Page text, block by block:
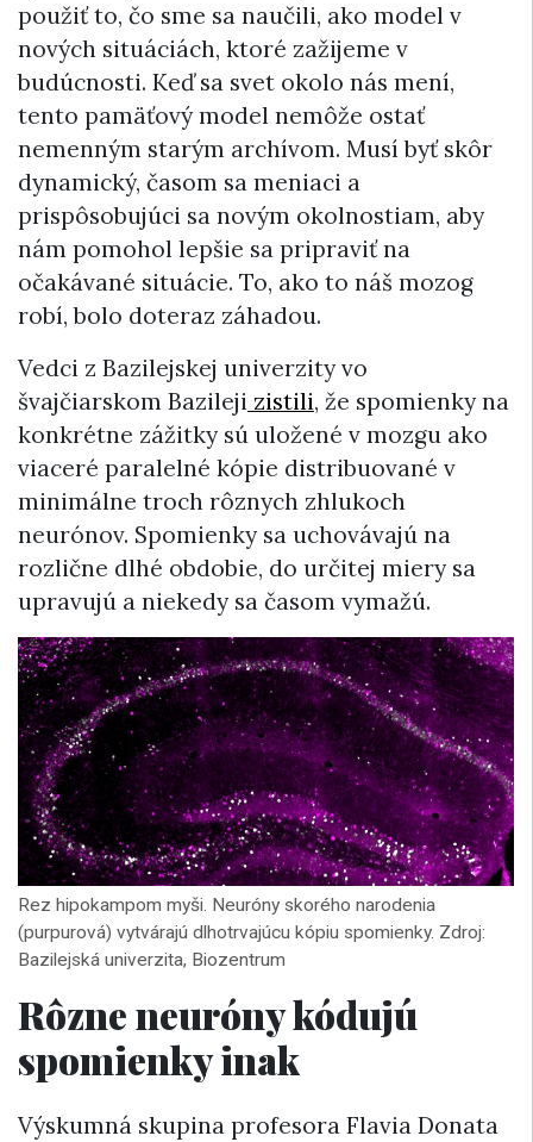
použiť to, čo sme sa naučili, ako model v
nových situáciách, ktoré zažijeme v
budúcnosti. Keď sa svet okolo nás mení,
tento pamäťový model nemôže ostať
nemenným starým archívom. Musí byť skôr
dynamický, časom sa meniaci a
prispôsobujúci sa novým okolnostiam, aby
nám pomohol lepšie sa pripraviť na
očakávané situácie. To, ako to náš mozog
robí, bolo doteraz záhadou.
Vedci z Bazilejskej univerzity vo
švajčiarskom Bazileji zistili, že spomienky na
konkrétne zážitky sú uložené v mozgu ako
viaceré paralelné kópie distribuované v
minimálne troch rôznych zhlukoch
neurónov. Spomienky sa uchovávajú na
rozlične dlhé obdobie, do určitej miery sa
upravujú a niekedy sa časom vymažú.
Rez hipokampom myši. Neuróny skorého narodenia
(purpurová) vytvárajú dlhotrvajúcu kópiu spomienky. Zdroj:
Bazilejská univerzita, Biozentrum
Rôzne neuróny kódujú
spomienky inak
Výskumná skupina profesora Flavia Donata